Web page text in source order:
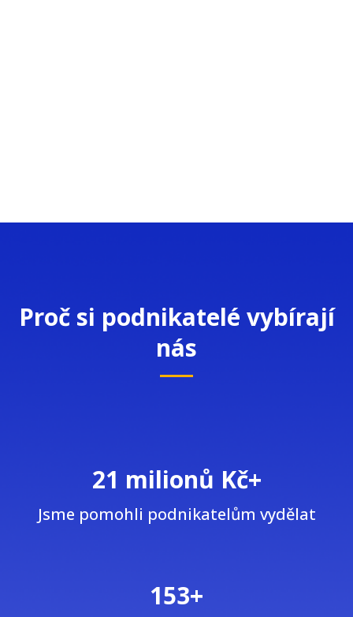
Proč si podnikatelé vybírají
nás
21 milionů Kč+
Jsme pomohli podnikatelům vydělat
153+